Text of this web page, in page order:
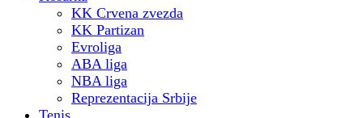
KK Crvena zvezda
KK Partizan
Evroliga
ABA liga
NBA liga
Reprezentacija Srbije
Tenis